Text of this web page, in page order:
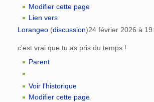
Modifier cette page
Lien vers
Lorangeo (discussion)24 février 2026 à
c'est vrai que tu as pris du temps !
Parent
Voir l’historique
Modifier cette page